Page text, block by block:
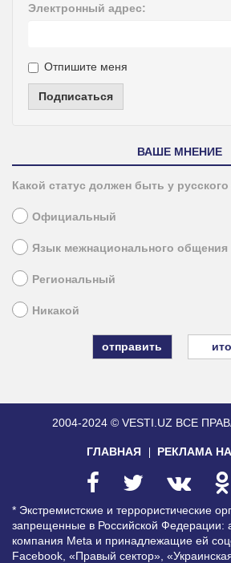
Электронный адрес:
Отпишите меня
Подписаться
ВАШЕ МНЕНИЕ
Какой статус должен быть у
Официальный
Язык межнационального общения
Региональный
Никакой
2004-2024 © VESTI.UZ ВСЕ
ГЛАВНАЯ РЕКЛАМА
* Экстремистские и террористические
запрещенные в Российской Федерации:
компания Meta и принадлежащие ей
Facebook, «Правый сектор»,